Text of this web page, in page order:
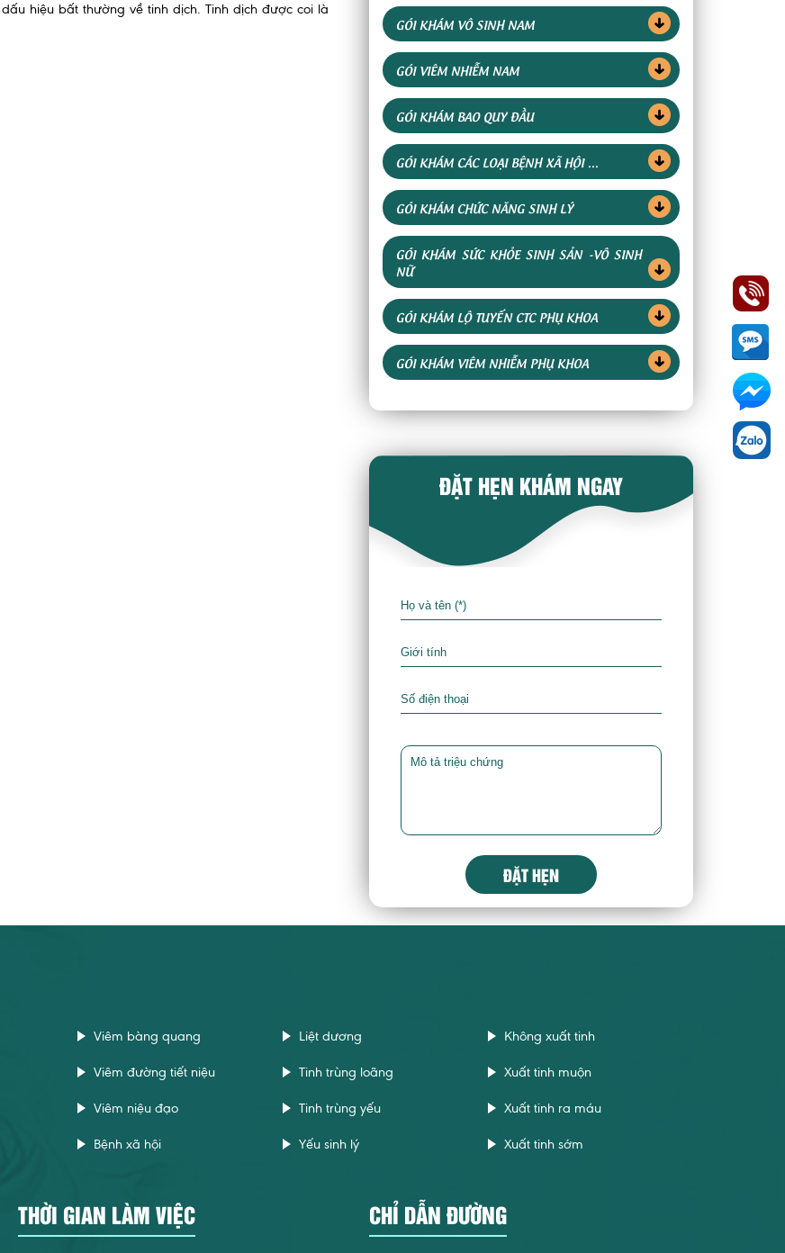
hiệu bất thường về tinh dịch. Tinh dịch được coi là
GÓI KHÁM VÔ SINH NAM
GÓI VIÊM NHIỄM NAM
GÓI KHÁM BAO QUY ĐẦU
GÓI KHÁM CÁC LOẠI BỆNH XÃ HỘI ...
GÓI KHÁM CHỨC NĂNG SINH LÝ
GÓI KHÁM SỨC KHỎE SINH SẢN -VÔ SINH
NỮ
GÓI KHÁM LỘ TUYẾN CTC PHỤ KHOA
GÓI KHÁM VIÊM NHIỄM PHỤ KHOA
ĐẶT HẸN KHÁM NGAY
ĐẶT HẸN
Viêm bàng quang
Viêm đường tiết niệu
Viêm niệu đạo
Bệnh xã hội
Liệt dương
Tinh trùng loãng
Tinh trùng yếu
Yếu sinh lý
Không xuất tinh
Xuất tinh muộn
Xuất tinh ra máu
Xuất tinh sớm
THỜI GIAN LÀM VIỆC CHỈ DẪN ĐƯỜNG